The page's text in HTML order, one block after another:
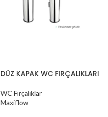
DÜZ KAPAK WC FIRÇALIKLARI
WC Fırçalıklar
Maxiflow